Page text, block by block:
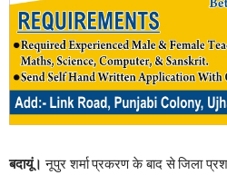
बदायूं। नूपुर शर्मा प्रकरण के बाद से जिला